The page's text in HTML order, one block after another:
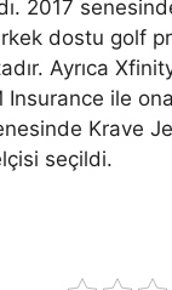
2017
dostu golf
Ayrıca
ile
Krave
seçildi.